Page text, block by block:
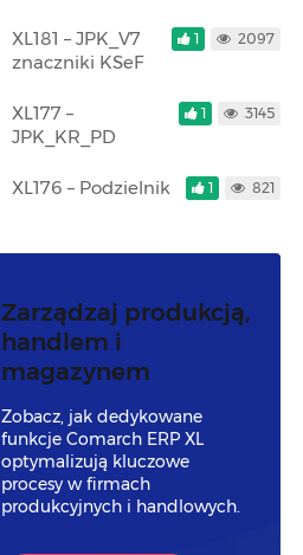
XL181 – JPK_V7
znaczniki KSeF
1 2097
XL177 –
JPK_KR_PD
1 3145
XL176 – Podzielnik 1 821
Zarządzaj produkcją,
handlem i
magazynem
Zobacz, jak dedykowane
funkcje Comarch ERP XL
optymalizują kluczowe
procesy w firmach
produkcyjnych i handlowych.